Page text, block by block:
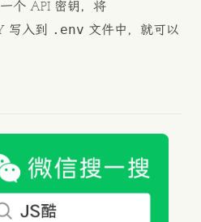
个 API 密钥，将
写入到
.env 文件中，就可以